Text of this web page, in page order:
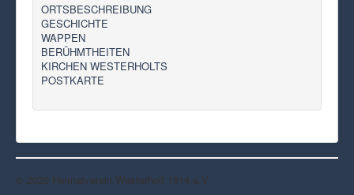
ORTSBESCHREIBUNG
GESCHICHTE
WAPPEN
BERÜHMTHEITEN
KIRCHEN WESTERHOLTS
POSTKARTE
© 2026 Heimatverein Westerholt 1914 e.V.